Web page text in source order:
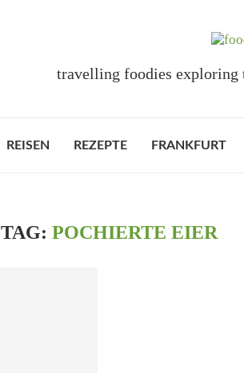
travelling foodies exploring
REISEN REZEPTE FRANKFURT
TAG:POCHIERTE EIER